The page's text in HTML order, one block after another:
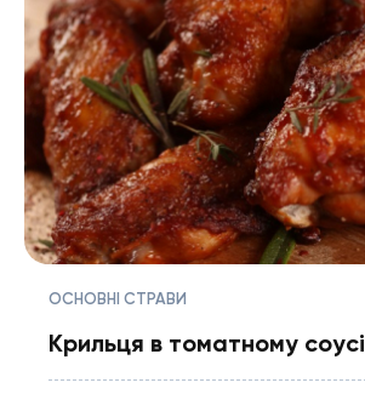
ОСНОВНІ СТРАВИ
Крильця в томатному соусі